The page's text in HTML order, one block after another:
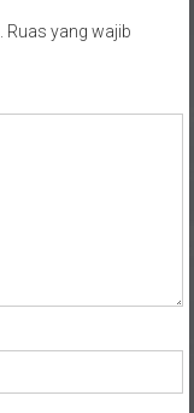
Ruas yang wajib